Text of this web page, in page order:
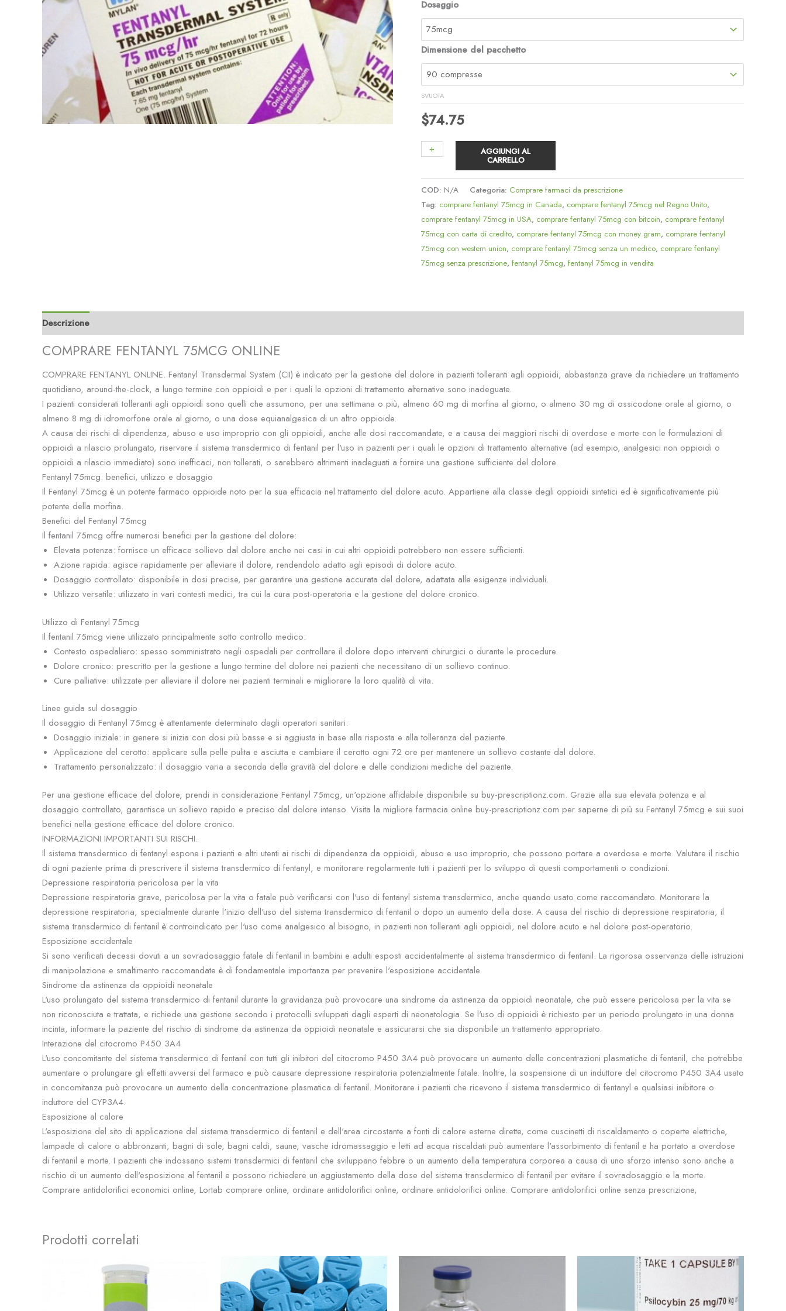
$339.00
Dosaggio
Dimensione del pacchetto
SVUOTA
$74.75
-
+ AGGIUNGI AL
CARRELLO
COD: N/A Categoria: Comprare farmaci da prescrizione
Tag: comprare fentanyl 75mcg in Canada, comprare fentanyl 75mcg nel Regno Unito,
comprare fentanyl 75mcg in USA, comprare fentanyl 75mcg con bitcoin, comprare fentanyl
75mcg con carta di credito, comprare fentanyl 75mcg con money gram, comprare fentanyl
75mcg con western union, comprare fentanyl 75mcg senza un medico, comprare fentanyl
75mcg senza prescrizione, fentanyl 75mcg, fentanyl 75mcg in vendita
Descrizione
COMPRARE FENTANYL 75MCG ONLINE
COMPRARE FENTANYL ONLINE. Fentanyl Transdermal System (CII) è indicato per la gestione del dolore in pazienti tolleranti agli oppioidi, abbastanza grave da richiedere un trattamento
quotidiano, around-the-clock, a lungo termine con oppioidi e per i quali le opzioni di trattamento alternative sono inadeguate.
I pazienti considerati tolleranti agli oppioidi sono quelli che assumono, per una settimana o più, almeno 60 mg di morfina al giorno, o almeno 30 mg di ossicodone orale al giorno, o
almeno 8 mg di idromorfone orale al giorno, o una dose equianalgesica di un altro oppioide.
A causa dei rischi di dipendenza, abuso e uso improprio con gli oppioidi, anche alle dosi raccomandate, e a causa dei maggiori rischi di overdose e morte con le formulazioni di
oppioidi a rilascio prolungato, riservare il sistema transdermico di fentanil per l'uso in pazienti per i quali le opzioni di trattamento alternative (ad esempio, analgesici non oppioidi o
oppioidi a rilascio immediato) sono inefficaci, non tollerati, o sarebbero altrimenti inadeguati a fornire una gestione sufficiente del dolore.
Fentanyl 75mcg: benefici, utilizzo e dosaggio
Il Fentanyl 75mcg è un potente farmaco oppioide noto per la sua efficacia nel trattamento del dolore acuto. Appartiene alla classe degli oppioidi sintetici ed è significativamente più
potente della morfina.
Benefici del Fentanyl 75mcg
Il fentanil 75mcg offre numerosi benefici per la gestione del dolore:
Elevata potenza: fornisce un efficace sollievo dal dolore anche nei casi in cui altri oppioidi potrebbero non essere sufficienti.
Azione rapida: agisce rapidamente per alleviare il dolore, rendendolo adatto agli episodi di dolore acuto.
Dosaggio controllato: disponibile in dosi precise, per garantire una gestione accurata del dolore, adattata alle esigenze individuali.
Utilizzo versatile: utilizzato in vari contesti medici, tra cui la cura post-operatoria e la gestione del dolore cronico.
Utilizzo di Fentanyl 75mcg
Il fentanil 75mcg viene utilizzato principalmente sotto controllo medico:
Contesto ospedaliero: spesso somministrato negli ospedali per controllare il dolore dopo interventi chirurgici o durante le procedure.
Dolore cronico: prescritto per la gestione a lungo termine del dolore nei pazienti che necessitano di un sollievo continuo.
Cure palliative: utilizzate per alleviare il dolore nei pazienti terminali e migliorare la loro qualità di vita.
Linee guida sul dosaggio
Il dosaggio di Fentanyl 75mcg è attentamente determinato dagli operatori sanitari:
Dosaggio iniziale: in genere si inizia con dosi più basse e si aggiusta in base alla risposta e alla tolleranza del paziente.
Applicazione del cerotto: applicare sulla pelle pulita e asciutta e cambiare il cerotto ogni 72 ore per mantenere un sollievo costante dal dolore.
Trattamento personalizzato: il dosaggio varia a seconda della gravità del dolore e delle condizioni mediche del paziente.
Per una gestione efficace del dolore, prendi in considerazione Fentanyl 75mcg, un'opzione affidabile disponibile su buy-prescriptionz.com. Grazie alla sua elevata potenza e al
dosaggio controllato, garantisce un sollievo rapido e preciso dal dolore intenso. Visita la migliore farmacia online buy-prescriptionz.com per saperne di più su Fentanyl 75mcg e sui suoi
benefici nella gestione efficace del dolore cronico.
INFORMAZIONI IMPORTANTI SUI RISCHI.
Il sistema transdermico di fentanyl espone i pazienti e altri utenti ai rischi di dipendenza da oppioidi, abuso e uso improprio, che possono portare a overdose e morte. Valutare il rischio
di ogni paziente prima di prescrivere il sistema transdermico di fentanyl, e monitorare regolarmente tutti i pazienti per lo sviluppo di questi comportamenti o condizioni.
Depressione respiratoria pericolosa per la vita
Depressione respiratoria grave, pericolosa per la vita o fatale può verificarsi con l'uso di fentanyl sistema transdermico, anche quando usato come raccomandato. Monitorare la
depressione respiratoria, specialmente durante l'inizio dell'uso del sistema transdermico di fentanil o dopo un aumento della dose. A causa del rischio di depressione respiratoria, il
sistema transdermico di fentanil è controindicato per l'uso come analgesico al bisogno, in pazienti non tolleranti agli oppioidi, nel dolore acuto e nel dolore post-operatorio.
Esposizione accidentale
Si sono verificati decessi dovuti a un sovradosaggio fatale di fentanil in bambini e adulti esposti accidentalmente al sistema transdermico di fentanil. La rigorosa osservanza delle istruzioni
di manipolazione e smaltimento raccomandate è di fondamentale importanza per prevenire l'esposizione accidentale.
Sindrome da astinenza da oppioidi neonatale
L'uso prolungato del sistema transdermico di fentanil durante la gravidanza può provocare una sindrome da astinenza da oppioidi neonatale, che può essere pericolosa per la vita se
non riconosciuta e trattata, e richiede una gestione secondo i protocolli sviluppati dagli esperti di neonatologia. Se l'uso di oppioidi è richiesto per un periodo prolungato in una donna
incinta, informare la paziente del rischio di sindrome da astinenza da oppioidi neonatale e assicurarsi che sia disponibile un trattamento appropriato.
Interazione del citocromo P450 3A4
L'uso concomitante del sistema transdermico di fentanil con tutti gli inibitori del citocromo P450 3A4 può provocare un aumento delle concentrazioni plasmatiche di fentanil, che potrebbe
aumentare o prolungare gli effetti avversi del farmaco e può causare depressione respiratoria potenzialmente fatale. Inoltre, la sospensione di un induttore del citocromo P450 3A4 usato
in concomitanza può provocare un aumento della concentrazione plasmatica di fentanil. Monitorare i pazienti che ricevono il sistema transdermico di fentanyl e qualsiasi inibitore o
induttore del CYP3A4.
Esposizione al calore
L'esposizione del sito di applicazione del sistema transdermico di fentanil e dell'area circostante a fonti di calore esterne dirette, come cuscinetti di riscaldamento o coperte elettriche,
lampade di calore o abbronzanti, bagni di sole, bagni caldi, saune, vasche idromassaggio e letti ad acqua riscaldati può aumentare l'assorbimento di fentanil e ha portato a overdose
di fentanil e morte. I pazienti che indossano sistemi transdermici di fentanil che sviluppano febbre o un aumento della temperatura corporea a causa di uno sforzo intenso sono anche a
rischio di un aumento dell'esposizione al fentanil e possono richiedere un aggiustamento della dose del sistema transdermico di fentanil per evitare il sovradosaggio e la morte.
Comprare antidolorifici economici online, Lortab comprare online, ordinare antidolorifici online, ordinare antidolorifici online. Comprare antidolorifici online senza prescrizione,
Prodotti correlati
Fascia
di
prezzo:
da
$30.00
Questo
prodotto
ha
più
Fascia
di
$14.00
Questo
più